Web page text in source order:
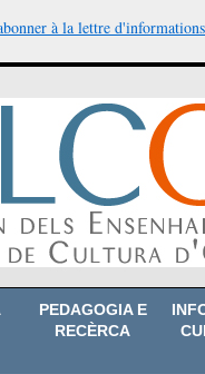
à la lettre d'informations
PEDAGOGIA E
RECÈRCA